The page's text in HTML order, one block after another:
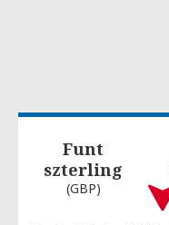
Funt
szterling
(GBP)